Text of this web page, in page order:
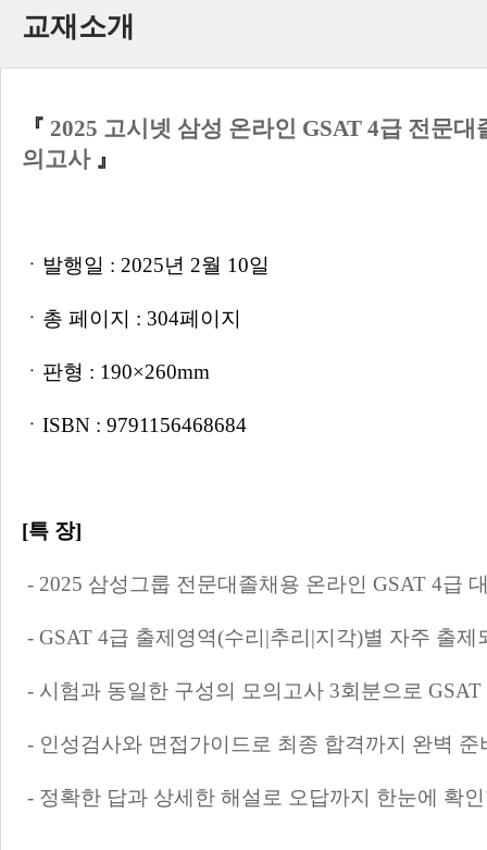
교재소개
『 2025 고시넷 삼성 온라인 GSAT 4급 전문
의고사 』
ㆍ 발행일 : 2025년 2월 10일
ㆍ총 페이지 : 304페이지
ㆍ판형 : 190×260mm
ㆍISBN : 9791156468684
[특 장]
- 2025 삼성그룹 전문대졸채용 온라인 GSAT 4급
- GSAT 4급 출제영역(수리|추리|지각)별 자주 출제
- 시험과 동일한 구성의 모의고사 3회분으로
- 인성검사와 면접가이드로 최종 합격까지 완벽 준
- 정확한 답과 상세한 해설로 오답까지 한눈에 확